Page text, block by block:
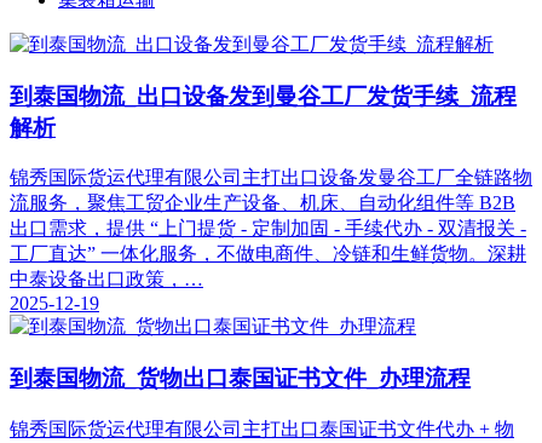
到泰国物流_出口设备发到曼谷工厂发货手续_流程
解析
锦秀国际货运代理有限公司主打出口设备发曼谷工厂全链路物
流服务，聚焦工贸企业生产设备、机床、自动化组件等 B2B
出口需求，提供 “上门提货 - 定制加固 - 手续代办 - 双清报关 -
工厂直达” 一体化服务，不做电商件、冷链和生鲜货物。深耕
中泰设备出口政策，…
2025-12-19
到泰国物流_货物出口泰国证书文件_办理流程
锦秀国际货运代理有限公司主打出口泰国证书文件代办 + 物